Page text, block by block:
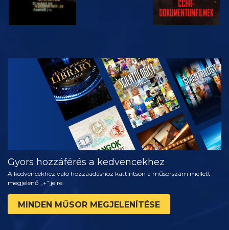
MŰSORNÉZÉS
A SOROZAT
RÉSZEI
Gyors hozzáférés a kedvencekhez
A kedvencekhez való hozzáadáshoz kattintson a műsorszám mellett
megjelenő „+” jelre.
MINDEN MŰSOR MEGJELENÍTÉSE